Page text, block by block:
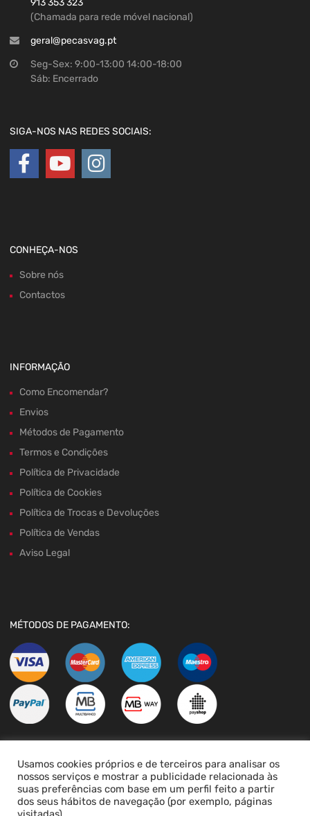
913 353 323
(Chamada para rede móvel nacional)
geral@pecasvag.pt
Seg-Sex: 9:00-13:00 14:00-18:00
Sáb: Encerrado
SIGA-NOS NAS REDES SOCIAIS:
CONHEÇA-NOS
Sobre nós
Contactos
INFORMAÇÃO
Como Encomendar?
Envios
Métodos de Pagamento
Termos e Condições
Política de Privacidade
Política de Cookies
Política de Trocas e Devoluções
Política de Vendas
Aviso Legal
MÉTODOS DE PAGAMENTO:
LIVRO DE RECLAMAÇÕES
Usamos cookies próprios e de terceiros para analisar os
nossos serviços e mostrar a publicidade relacionada às
suas preferências com base em um perfil feito a partir
dos seus hábitos de navegação (por exemplo, páginas